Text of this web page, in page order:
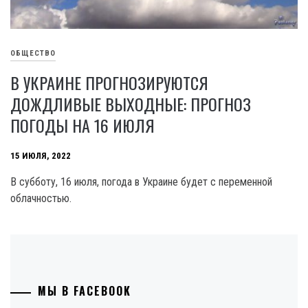
ОБЩЕСТВО
В УКРАИНЕ ПРОГНОЗИРУЮТСЯ
ДОЖДЛИВЫЕ ВЫХОДНЫЕ: ПРОГНОЗ
ПОГОДЫ НА 16 ИЮЛЯ
15 ИЮЛЯ, 2022
В субботу, 16 июля, погода в Украине будет с переменной
облачностью.
МЫ В FACEBOOK